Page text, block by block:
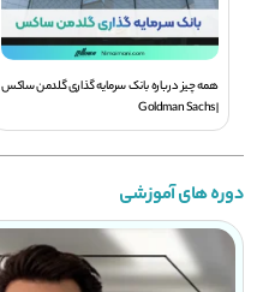
همه چیز درباره بانک سرمایه گذاری گلدمن ساکس
| Goldman Sachs
دوره های آموزشی